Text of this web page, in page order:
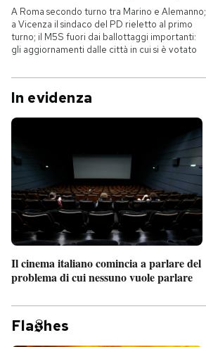
A Roma secondo turno tra Marino e Alemanno;
a Vicenza il sindaco del PD rieletto al primo
turno; il M5S fuori dai ballottaggi importanti:
gli aggiornamenti dalle città in cui si è votato
In evidenza
Il cinema italiano comincia a parlare del
problema di cui nessuno vuole parlare
Fla hes